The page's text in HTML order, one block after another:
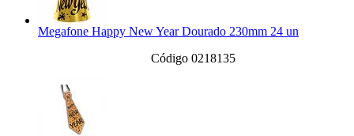
Megafone Happy New Year Dourado 230mm 24 un
Código 0218135